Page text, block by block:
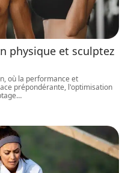
physique et sculptez
où la performance et
prépondérante, l'optimisation
…